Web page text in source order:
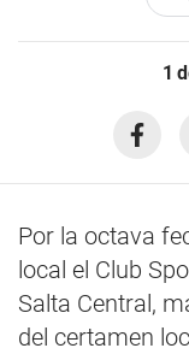
1
Por la octava
local el Club
Salta Central,
del certamen